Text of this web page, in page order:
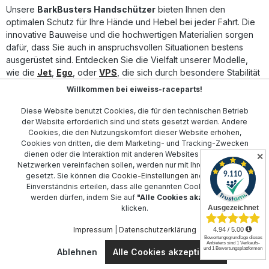
Universelles System passend für viele Motocross- und
Enduro-Modelle Hochschlagfeste VPS-Kunststoffschalen
für optimalen Schutz Optional erweiterbar mit
Windabweiser-Set (separat erhältlich) Lieferumfang: 1 Paar
Barkbusters VPS MX / Enduro Handschützer Aluminium-
Lenkerklemmen und Nylonhalterungen
Befestigungsmaterial
Unsere BarkBusters Handschützer bieten Ihnen den
optimalen Schutz für Ihre Hände und Hebel bei jeder Fahrt. Die
innovative Bauweise und die hochwertigen Materialien sorgen
dafür, dass Sie auch in anspruchsvollen Situationen bestens
ausgerüstet sind. Entdecken Sie die Vielfalt unserer Modelle,
wie die Jet Ego , oder VPS , die sich durch besondere Stabilität
und Anpassungsfähigkeit auszeichnen.
Für extreme Bedingungen sind unsere Storm-Modelle ideal,
während derAero Hebelschutzzusätzlichen Schutz bietet.
Unser Sortiment umfasst auch denBlizzardfür kalte
Temperaturen und den stylischenCarbonHandschützer für den
besonderen Look. Egal ob für Enduro-Rennen mit demSabre
Endurooder für eine universelle Anwendung, bei uns finden Sie
das passende Produkt.
Fahrrad und Mountainbike
bieten wir spezialisierte
Ersatzteilen
individuell angepasst und erweitert werden. Vertrauen Sie auf
BarkBusters für höchste Sicherheit und Qualität!
Willkommen bei eiweiss-raceparts!
Diese Website benutzt Cookies, die für den technischen Betrieb
der Website erforderlich sind und stets gesetzt werden. Andere
Cookies, die den Nutzungskomfort dieser Website erhöhen,
Cookies von dritten, die dem Marketing- und Tracking-Zwecken
dienen oder die Interaktion mit anderen Websites und sozialen
Netzwerken vereinfachen sollen, werden nur mit Ihrer Zustimmung
gesetzt. Sie können die Cookie-Einstellungen ändern oder Ihr
Einverständnis erteilen, dass alle genannten Cookies gesetzt
werden dürfen, indem Sie auf "Alle Cookies akzeptieren"
klicken.
Impressum Datenschutzerklärung
Ablehnen Alle Cookies akzeptieren
✕